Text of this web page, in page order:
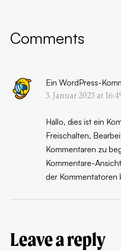
Comments
Ein WordPress-
3. Januar 2023 at
Hallo, dies ist ein
Freischalten,
Kommentaren zu
Kommentare-
der Kommentatoren
Leave a reply